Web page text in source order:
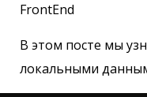
FrontEnd
В этом посте мы
локальными